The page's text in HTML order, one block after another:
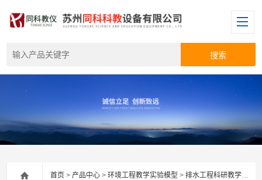
首页 >产品中心 >环境工程教学实验模型 >排水工程科研教学实验装置